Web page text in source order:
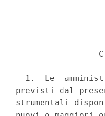
1.  Le
previsti dal
strumentali